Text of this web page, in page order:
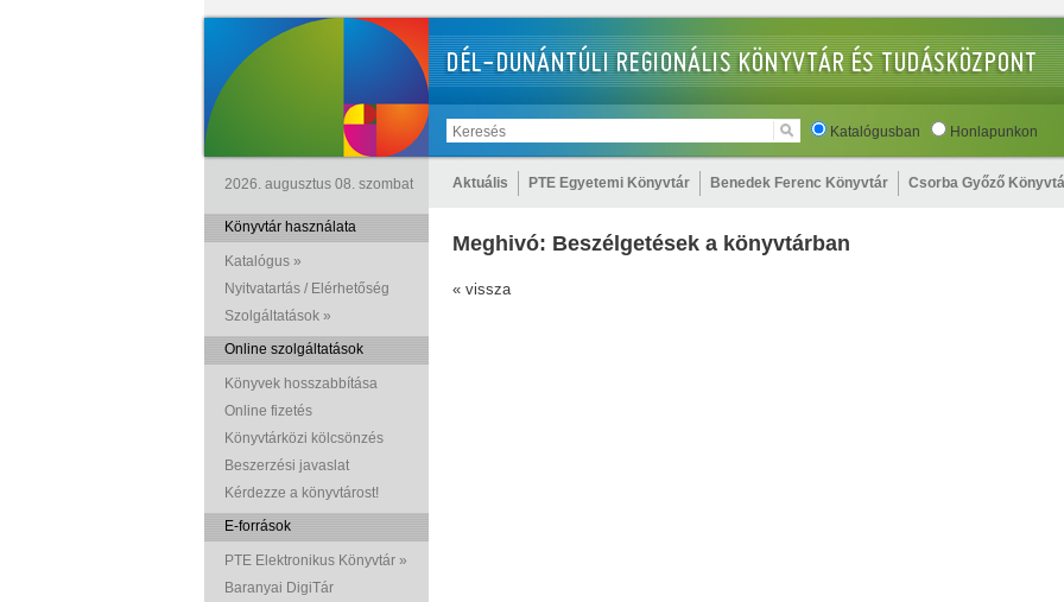
Katalógusban Honlapunkon
2026. augusztus 08. szombat Aktuális PTE Egyetemi Könyvtár Benedek Ferenc Könyvtár Csorba Győző
Könyvtár használata
Katalógus »
Nyitvatartás / Elérhetőség
Szolgáltatások »
Online szolgáltatások
Könyvek hosszabbítása
Online fizetés
Könyvtárközi kölcsönzés
Beszerzési javaslat
Kérdezze a könyvtárost!
E-források
PTE Elektronikus Könyvtár »
Baranyai DigiTár
Meghivó: Beszélgetések a könyvtárban
« vissza